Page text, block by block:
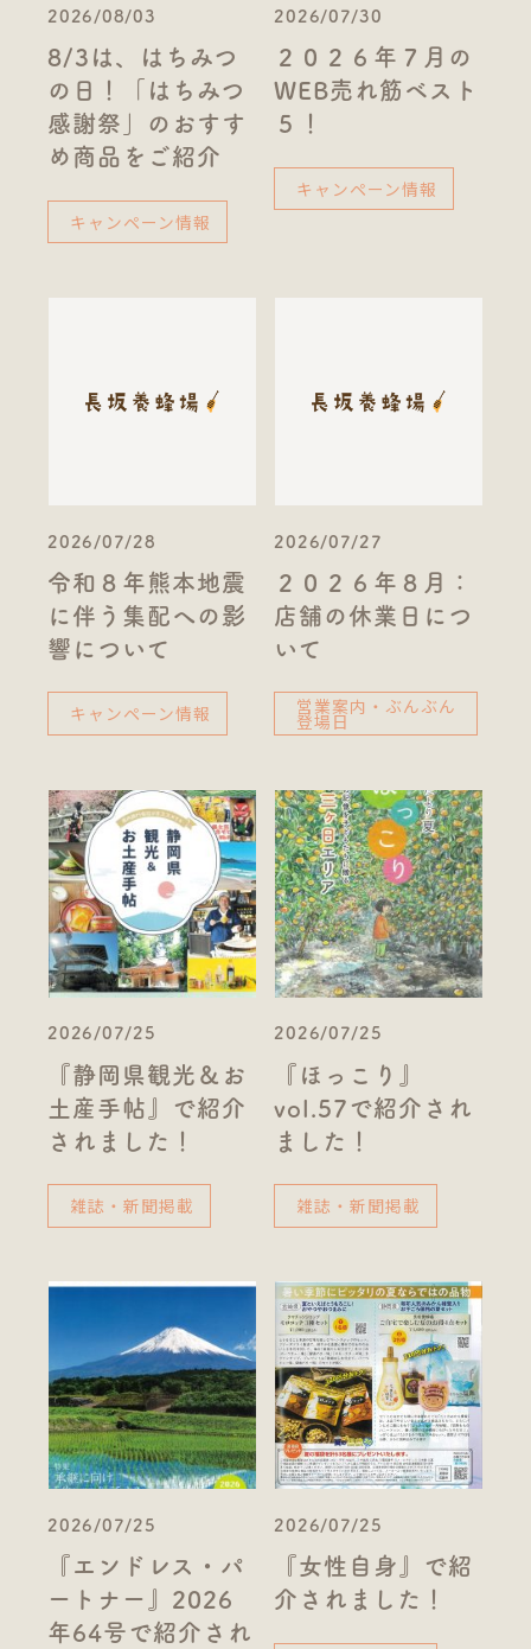
2026/08/03
8/3は、はちみつ
の日！「はちみつ
感謝祭」のおすす
め商品をご紹介
キャンペーン情報
2026/07/30
２０２６年７月の
WEB売れ筋ベスト
５！
キャンペーン情報
2026/07/28
令和８年熊本地震
に伴う集配への影
響について
キャンペーン情報
2026/07/27
２０２６年８月：
店舗の休業日につ
いて
営業案内・ぶんぶん
登場日
2026/07/25
『静岡県観光＆お
土産手帖』で紹介
されました！
雑誌・新聞掲載
2026/07/25
『ほっこり』
vol.57で紹介され
ました！
雑誌・新聞掲載
2026/07/25
『エンドレス・パ
ートナー』2026
年64号で紹介され
2026/07/25
『女性自身』で紹
介されました！